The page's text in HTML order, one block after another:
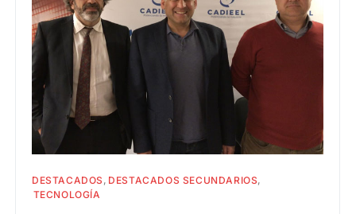
DESTACADOS DESTACADOS SECUNDARIOS
TECNOLOGÍA